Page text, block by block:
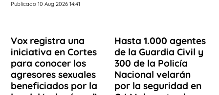
Publicado 10 Aug 2026 14:41
Vox registra una
iniciativa en Cortes
para conocer los
agresores sexuales
beneficiados por la
Hasta 1.000 agentes
de la Guardia Civil y
300 de la Policía
Nacional velarán
por la seguridad en